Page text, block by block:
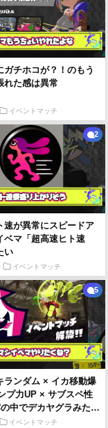
ガチホコが？！のもう
れた感は異常
イベントマッチ
2
速が異常にスピードア
ベマ「超高速ヒト速
い
イベントマッチ
5
ランダム × イカ移動爆
プ力UP × サブスペ性
中でデカヤグラみたい
ベマやりたい
イベントマッチ